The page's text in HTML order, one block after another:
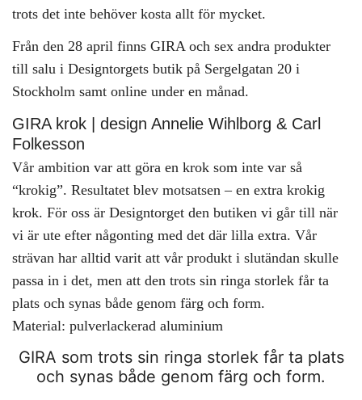
trots det inte behöver kosta allt för mycket.
Från den 28 april finns GIRA och sex andra produkter
till salu i Designtorgets butik på Sergelgatan 20 i
Stockholm samt online under en månad.
GIRA krok | design Annelie Wihlborg & Carl
Folkesson
Vår ambition var att göra en krok som inte var så
“krokig”. Resultatet blev motsatsen – en extra krokig
krok. För oss är Designtorget den butiken vi går till när
vi är ute efter någonting med det där lilla extra. Vår
strävan har alltid varit att vår produkt i slutändan skulle
passa in i det, men att den trots sin ringa storlek får ta
plats och synas både genom färg och form.
Material: pulverlackerad aluminium
GIRA som trots sin ringa storlek får ta plats
och synas både genom färg och form.